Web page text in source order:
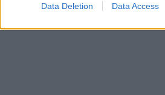
Data Deletion Data Access